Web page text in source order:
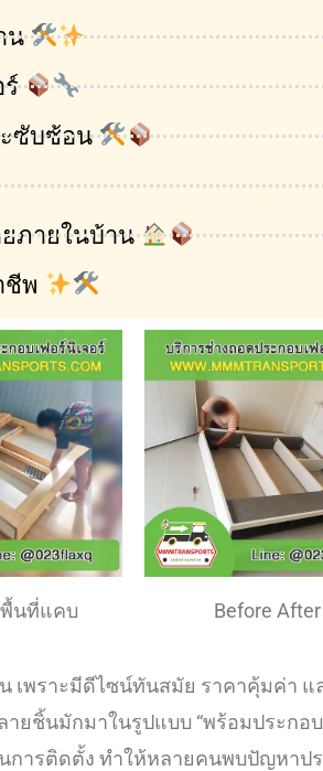
น
ร์
ะซับซ้อน
ยภายในบ้าน
ชีพ
นที่แคบ Before After
เพราะมีดีไซน์ทันสมัย ราคาคุ้มค่า แ
ยชิ้นมักมาในรูปแบบ “พร้อมประกอบ
นการติดตั้ง ทำให้หลายคนพบปัญหาป